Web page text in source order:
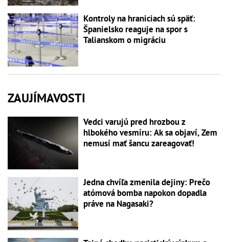
Kontroly na hraniciach sú späť:
Španielsko reaguje na spor s
Talianskom o migráciu
ZAUJÍMAVOSTI
Vedci varujú pred hrozbou z
hlbokého vesmíru: Ak sa objaví, Zem
nemusí mať šancu zareagovať!
Jedna chvíľa zmenila dejiny: Prečo
atómová bomba napokon dopadla
práve na Nagasaki?